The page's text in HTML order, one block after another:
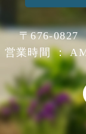
〒676-0827
営業時間 ：